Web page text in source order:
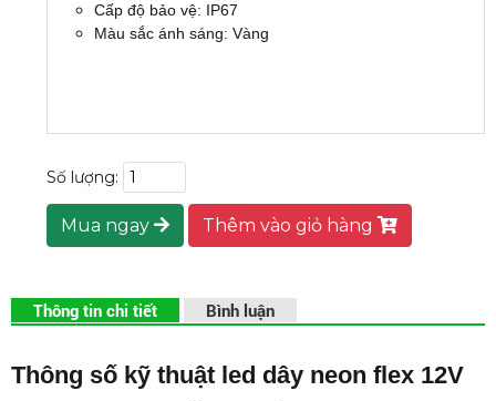
Cấp độ bảo vệ: IP67
Màu sắc ánh sáng: Vàng
Số lượng:
Mua ngay Thêm vào giỏ hàng
Thông tin chi tiết Bình luận
Thông số kỹ thuật led dây neon flex 12V